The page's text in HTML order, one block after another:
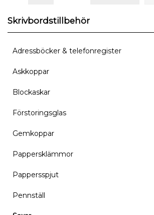
Skrivbordstillbehör
Adressböcker & telefonregister
Askkoppar
Blockaskar
Förstoringsglas
Gemkoppar
Pappersklämmor
Pappersspjut
Pennställ